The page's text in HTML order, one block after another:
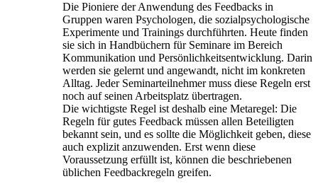
Die Pioniere der Anwendung des Feedbacks in
Gruppen waren Psychologen, die sozialpsychologische
Experimente und Trainings durchführten. Heute finden
sie sich in Handbüchern für Seminare im Bereich
Kommunikation und Persönlichkeitsentwicklung. Darin
werden sie gelernt und angewandt, nicht im konkreten
Alltag. Jeder Seminarteilnehmer muss diese Regeln erst
noch auf seinen Arbeitsplatz übertragen.
Die wichtigste Regel ist deshalb eine Metaregel: Die
Regeln für gutes Feedback müssen allen Beteiligten
bekannt sein, und es sollte die Möglichkeit geben, diese
auch explizit anzuwenden. Erst wenn diese
Voraussetzung erfüllt ist, können die beschriebenen
üblichen Feedbackregeln greifen.